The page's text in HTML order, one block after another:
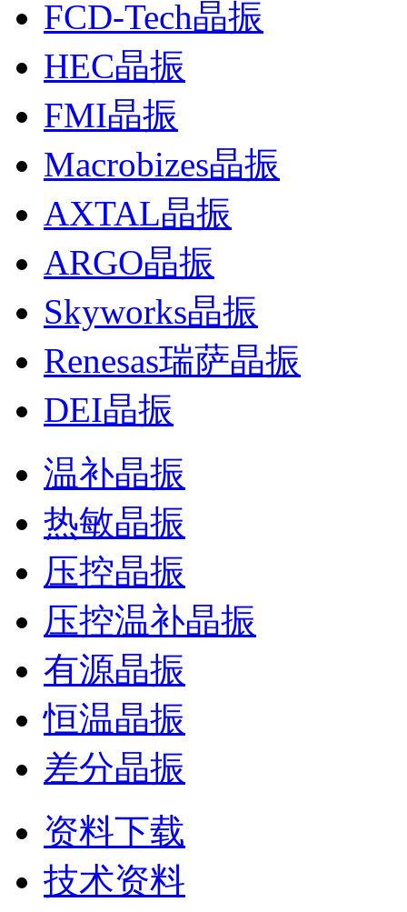
FCD-Tech晶振
HEC晶振
FMI晶振
Macrobizes晶振
AXTAL晶振
ARGO晶振
Skyworks晶振
Renesas瑞萨晶振
DEI晶振
温补晶振
热敏晶振
压控晶振
压控温补晶振
有源晶振
恒温晶振
差分晶振
资料下载
技术资料